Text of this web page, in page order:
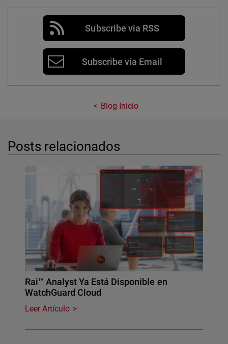
Subscribe via RSS
Subscribe via Email
Blog Inicio
Posts relacionados
Rai™ Analyst Ya Está Disponible en
WatchGuard Cloud
Leer Artículo